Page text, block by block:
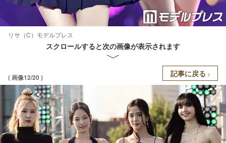
リサ（C）モデルプレス
スクロールすると次の画像が表示されます
( 画像12/20 ) 記事に戻る